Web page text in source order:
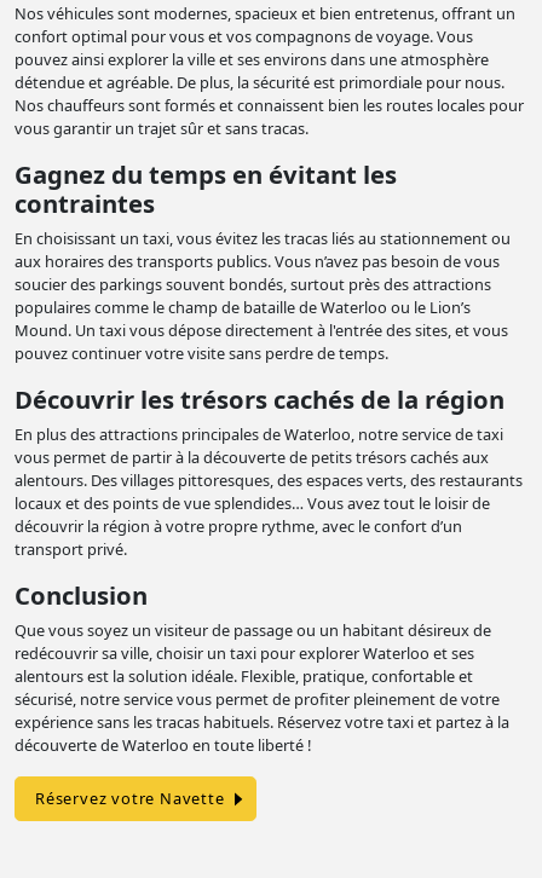
Nos véhicules sont modernes, spacieux et bien entretenus, offrant un
confort optimal pour vous et vos compagnons de voyage. Vous
pouvez ainsi explorer la ville et ses environs dans une atmosphère
détendue et agréable. De plus, la sécurité est primordiale pour nous.
Nos chauffeurs sont formés et connaissent bien les routes locales pour
vous garantir un trajet sûr et sans tracas.
Gagnez du temps en évitant les
contraintes
En choisissant un taxi, vous évitez les tracas liés au stationnement ou
aux horaires des transports publics. Vous n’avez pas besoin de vous
soucier des parkings souvent bondés, surtout près des attractions
populaires comme le champ de bataille de Waterloo ou le Lion’s
Mound. Un taxi vous dépose directement à l'entrée des sites, et vous
pouvez continuer votre visite sans perdre de temps.
Découvrir les trésors cachés de la région
En plus des attractions principales de Waterloo, notre service de taxi
vous permet de partir à la découverte de petits trésors cachés aux
alentours. Des villages pittoresques, des espaces verts, des restaurants
locaux et des points de vue splendides… Vous avez tout le loisir de
découvrir la région à votre propre rythme, avec le confort d’un
transport privé.
Conclusion
Que vous soyez un visiteur de passage ou un habitant désireux de
redécouvrir sa ville, choisir un taxi pour explorer Waterloo et ses
alentours est la solution idéale. Flexible, pratique, confortable et
sécurisé, notre service vous permet de profiter pleinement de votre
expérience sans les tracas habituels. Réservez votre taxi et partez à la
découverte de Waterloo en toute liberté !
Réservez votre Navette